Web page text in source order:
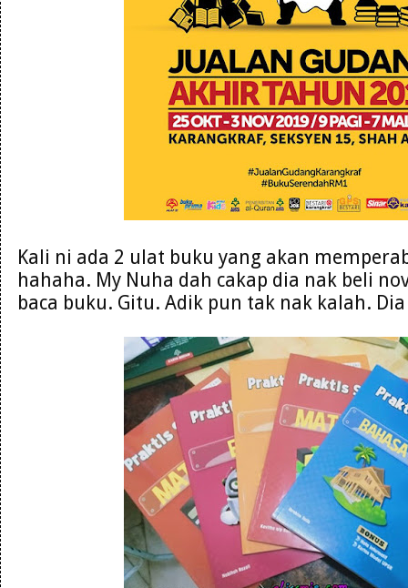
Kali ni ada 2 ulat buku yang akan
hahaha. My Nuha dah cakap dia nak beli
baca buku. Gitu. Adik pun tak nak kalah.